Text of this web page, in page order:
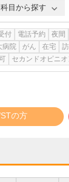
目から探す
付 電話予約 夜間
病院 がん 在宅
セカンドオピニ
の方